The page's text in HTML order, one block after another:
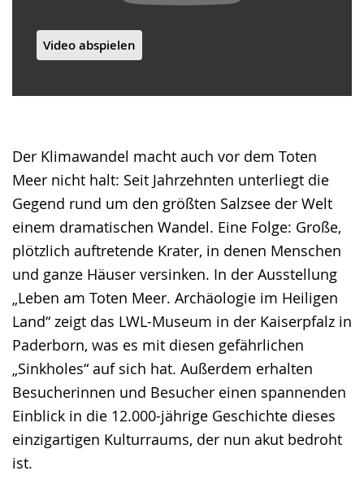
Video abspielen
Der Klimawandel macht auch vor dem Toten
Meer nicht halt: Seit Jahrzehnten unterliegt die
Gegend rund um den größten Salzsee der Welt
einem dramatischen Wandel. Eine Folge: Große,
plötzlich auftretende Krater, in denen Menschen
und ganze Häuser versinken. In der Ausstellung
„Leben am Toten Meer. Archäologie im Heiligen
Land“ zeigt das LWL-Museum in der Kaiserpfalz in
Paderborn, was es mit diesen gefährlichen
„Sinkholes“ auf sich hat. Außerdem erhalten
Besucherinnen und Besucher einen spannenden
Einblick in die 12.000-jährige Geschichte dieses
einzigartigen Kulturraums, der nun akut bedroht
ist.